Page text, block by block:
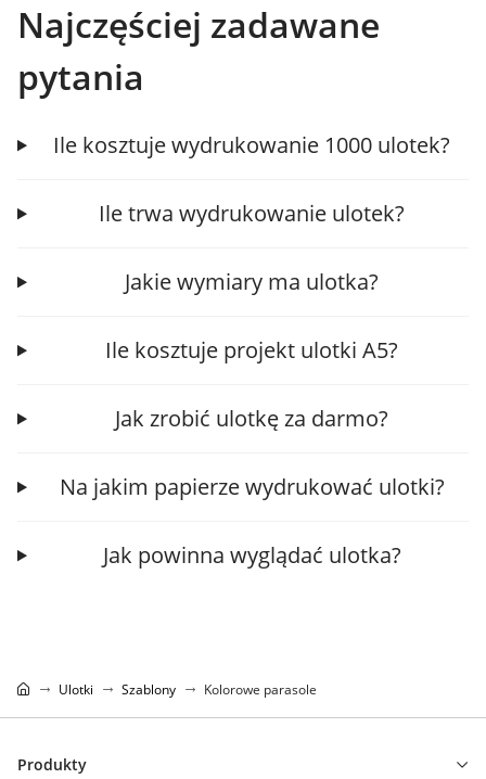
Najczęściej zadawane
pytania
Ile kosztuje wydrukowanie 1000 ulotek?
Ile trwa wydrukowanie ulotek?
Jakie wymiary ma ulotka?
Ile kosztuje projekt ulotki A5?
Jak zrobić ulotkę za darmo?
Na jakim papierze wydrukować ulotki?
Jak powinna wyglądać ulotka?
Ulotki Szablony Kolorowe parasole
Produkty